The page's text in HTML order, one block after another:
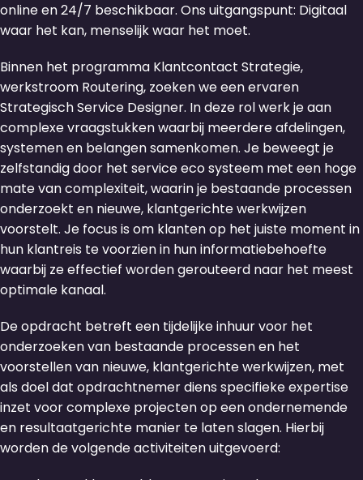
online en 24/7 beschikbaar. Ons uitgangspunt: Digitaal
waar het kan, menselijk waar het moet.
Binnen het programma Klantcontact Strategie,
werkstroom Routering, zoeken we een ervaren
Strategisch Service Designer. In deze rol werk je aan
complexe vraagstukken waarbij meerdere afdelingen,
systemen en belangen samenkomen. Je beweegt je
zelfstandig door het service eco systeem met een hoge
mate van complexiteit, waarin je bestaande processen
onderzoekt en nieuwe, klantgerichte werkwijzen
voorstelt. Je focus is om klanten op het juiste moment in
hun klantreis te voorzien in hun informatiebehoefte
waarbij ze effectief worden gerouteerd naar het meest
optimale kanaal.
De opdracht betreft een tijdelijke inhuur voor het
onderzoeken van bestaande processen en het
voorstellen van nieuwe, klantgerichte werkwijzen, met
als doel dat opdrachtnemer diens specifieke expertise
inzet voor complexe projecten op een ondernemende
en resultaatgerichte manier te laten slagen. Hierbij
worden de volgende activiteiten uitgevoerd: